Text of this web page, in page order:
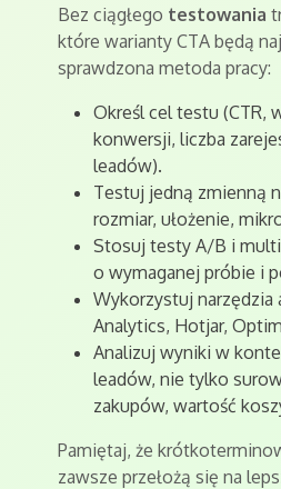
Bez ciągłego testowania
które warianty CTA będą
sprawdzona metoda pracy:
Określ cel testu (CTR,
konwersji, liczba
leadów).
Testuj jedną zmienną
rozmiar, ułożenie,
Stosuj testy A/B i
o wymaganej próbie i
Wykorzystuj narzędzia
Analytics, Hotjar,
Analizuj wyniki w
leadów, nie tylko
zakupów, wartość
Pamiętaj, że
zawsze przełożą się na